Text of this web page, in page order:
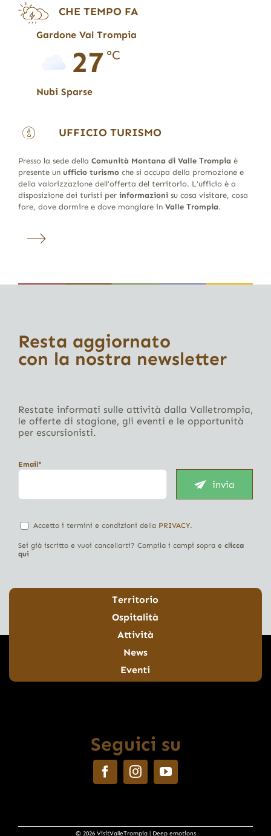
CHE TEMPO FA
Gardone Val Trompia
27 °C
Nubi Sparse
UFFICIO TURISMO
Presso la sede della Comunità Montana di Valle Trompia è
presente un ufficio turismoche si occupa della promozione e
della valorizzazione dell’offerta del territorio. L’ufficio è a
disposizione dei turisti per informazionisu cosa visitare, cosa
fare, dove dormire e dove mangiare in Valle Trompia.
Resta aggiornato
con la nostra newsletter
Restate informati sulle attività dalla Valletrompia,
le offerte di stagione, gli eventi e le opportunità
per escursionisti.
Email*
invia
Accetto i termini e condizioni della PRIVACY.
Sei già iscritto e vuoi cancellarti? Compila i campi sopra e clicca
qui
Territorio
Ospitalità
Attività
News
Eventi
Seguici su
© 2026 VisitValleTrompia | Deep emotions